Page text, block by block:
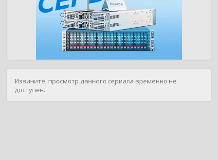
Извините, просмотр данного сериала временно не
доступен.